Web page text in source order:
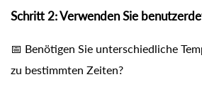
Schritt 2: Verwenden Sie
📅 Benötigen Sie unterschiedliche
zu bestimmten Zeiten?